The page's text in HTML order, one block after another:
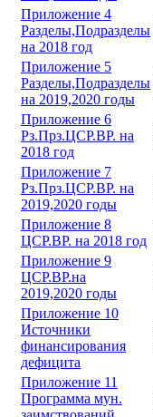
Приложение 4
Разделы,Подразделы
на 2018 год
Приложение 5
Разделы,Подразделы
на 2019,2020 годы
Приложение 6
Рз.Прз.ЦСР.ВР. на
2018 год
Приложение 7
Рз.Прз.ЦСР.ВР. на
2019,2020 годы
Приложение 8
ЦСР.ВР. на 2018 год
Приложение 9
ЦСР.ВР.на
2019,2020 годы
Приложение 10
Источники
финансирования
дефицита
Приложение 11
Программа мун.